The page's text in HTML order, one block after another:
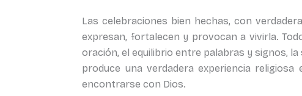
Las celebraciones bien hechas, con
expresan, fortalecen y provocan a vivirla.
oración, el equilibrio entre palabras y signos,
produce una verdadera experiencia
encontrarse con Dios.